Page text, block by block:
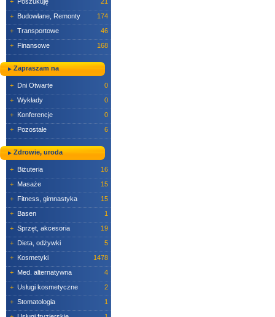
+ Budowlane, Remonty
174
+ Transportowe
46
+ Finansowe 168
Zapraszam na
+ Dni Otwarte
0
+ Wykłady
0
+ Konferencje
0
+ Pozostałe 6
Zdrowie, uroda
+ Biżuteria
16
+ Masaże
15
+ Fitness, gimnastyka
15
+ Basen
1
+ Sprzęt, akcesoria
19
+ Dieta, odżywki
5
+ Kosmetyki
1478
+ Med. alternatywna
4
+ Usługi kosmetyczne
2
+ Stomatologia
1